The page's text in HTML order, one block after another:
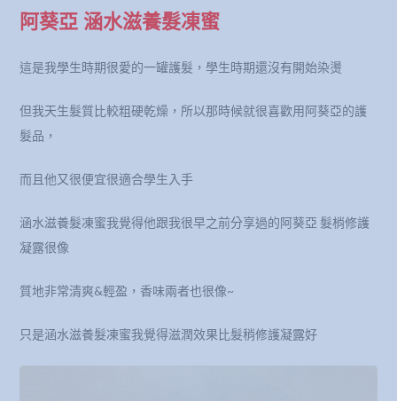
阿葵亞 涵水滋養髮凍蜜
這是我學生時期很愛的一罐護髮，學生時期還沒有開始染燙
但我天生髮質比較粗硬乾燥，所以那時候就很喜歡用阿葵亞的護
髮品，
而且他又很便宜很適合學生入手
涵水滋養髮凍蜜我覺得他跟我很早之前分享過的阿葵亞 髮梢修護
凝露很像
質地非常清爽&輕盈，香味兩者也很像~
只是涵水滋養髮凍蜜我覺得滋潤效果比髮稍修護凝露好